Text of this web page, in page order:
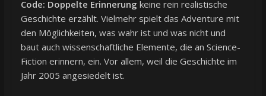
Code: Doppelte Erinnerung keine rein realistische
Geschichte erzählt. Vielmehr spielt das Adventure mit
den Möglichkeiten, was wahr ist und was nicht und
baut auch wissenschaftliche Elemente, die an Science-
Fiction erinnern, ein. Vor allem, weil die Geschichte im
Jahr 2005 angesiedelt ist.